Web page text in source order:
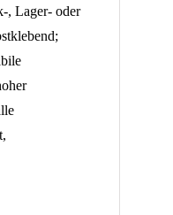
, Lager- oder